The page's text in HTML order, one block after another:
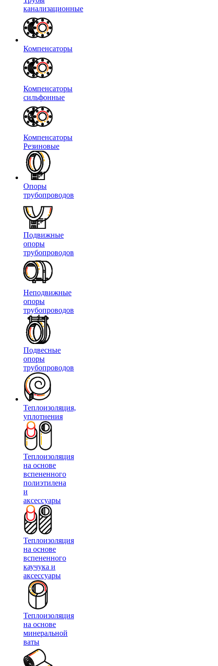
канализационные
Компенсаторы
Компенсаторы
сильфонные
Компенсаторы
Резиновые
Опоры
трубопроводов
Подвижные
опоры
трубопроводов
Неподвижные
опоры
трубопроводов
Подвесные
опоры
трубопроводов
Теплоизоляция,
уплотнения
Теплоизоляция
на основе
вспененного
полиэтилена
и
аксессуары
Теплоизоляция
на основе
вспененного
каучука и
аксессуары
Теплоизоляция
на основе
минеральной
ваты